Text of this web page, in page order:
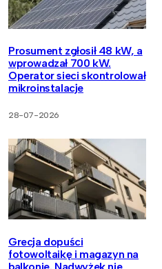
Prosument zgłosił 48 kW, a
wprowadzał 700 kW.
Operator sieci skontrolował
mikroinstalacje
28-07-2026
Grecja dopuści
fotowoltaikę i magazyn na
balkonie. Nadwyżek nie